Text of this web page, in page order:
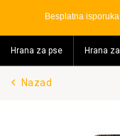
Akvaristika
Teraristika
Brendovi
Besplatna
Hrana za pse Hrana
Nazad